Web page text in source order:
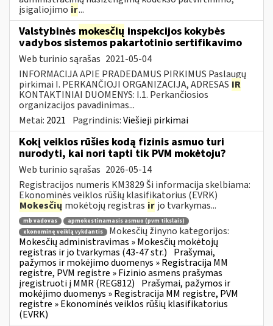
įsigaliojimo ir...
Valstybinės mokesčių inspekcijos kokybės
vadybos sistemos pakartotinio sertifikavimo
Web turinio sąrašas 2021-05-04
INFORMACIJA APIE PRADEDAMUS PIRKIMUS Paslaugų
pirkimai I. PERKANČIOJI ORGANIZACIJA, ADRESAS IR
KONTAKTINIAI DUOMENYS: I.1. Perkančiosios
organizacijos pavadinimas...
Metai: 2021 Pagrindinis:Viešieji pirkimai
Kokį veiklos rūšies kodą fizinis asmuo turi
nurodyti, kai nori tapti tik PVM mokėtoju?
Web turinio sąrašas 2026-05-14
Registracijos numeris KM3829 Ši informacija skelbiama:
Ekonominės veiklos rūšių klasifikatorius (EVRK)
Mokesčių mokėtojų registras ir jo tvarkymas...
mb vadovas
apmokestinamasis asmuo (pvm tikslais)
ekonominę veiklą vykdantis
Mokesčių žinyno kategorijos:
Mokesčių administravimas » Mokesčių mokėtojų
registras ir jo tvarkymas (43-47 str.) Prašymai,
pažymos ir mokėjimo duomenys » Registracija MM
registre, PVM registre » Fizinio asmens prašymas
įregistruoti į MMR (REG812) Prašymai, pažymos ir
mokėjimo duomenys » Registracija MM registre, PVM
registre » Ekonominės veiklos rūšių klasifikatorius
(EVRK)